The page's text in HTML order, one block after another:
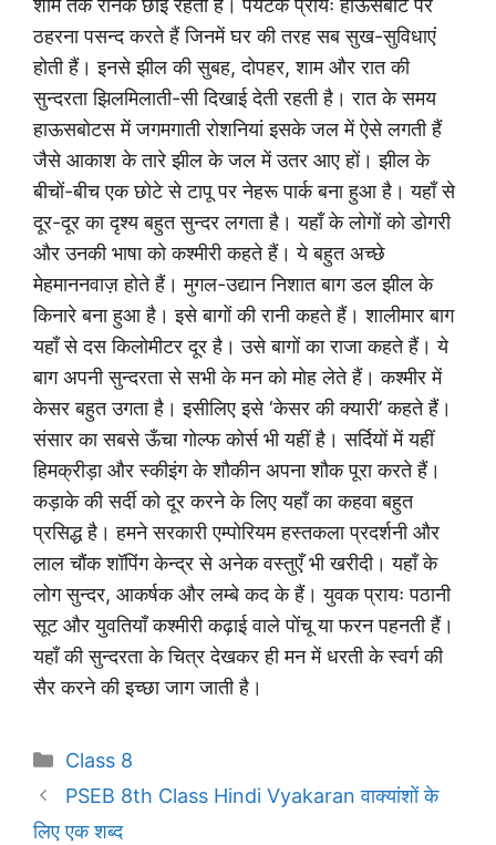
शाम तक रौनक छाई रहती है। पर्यटक प्रायः हाऊसबोट पर
ठहरना पसन्द करते हैं जिनमें घर की तरह सब सुख-सुविधाएं
होती हैं। इनसे झील की सुबह, दोपहर, शाम और रात की
सुन्दरता झिलमिलाती-सी दिखाई देती रहती है। रात के समय
हाऊसबोटस में जगमगाती रोशनियां इसके जल में ऐसे लगती हैं
जैसे आकाश के तारे झील के जल में उतर आए हों। झील के
बीचों-बीच एक छोटे से टापू पर नेहरू पार्क बना हुआ है। यहाँ से
दूर-दूर का दृश्य बहुत सुन्दर लगता है। यहाँ के लोगों को डोगरी
और उनकी भाषा को कश्मीरी कहते हैं। ये बहुत अच्छे
मेहमाननवाज़ होते हैं। मुगल-उद्यान निशात बाग डल झील के
किनारे बना हुआ है। इसे बागों की रानी कहते हैं। शालीमार बाग
यहाँ से दस किलोमीटर दूर है। उसे बागों का राजा कहते हैं। ये
बाग अपनी सुन्दरता से सभी के मन को मोह लेते हैं। कश्मीर में
केसर बहुत उगता है। इसीलिए इसे ‘केसर की क्यारी’ कहते हैं।
संसार का सबसे ऊँचा गोल्फ कोर्स भी यहीं है। सर्दियों में यहीं
हिमक्रीड़ा और स्कीइंग के शौकीन अपना शौक पूरा करते हैं।
कड़ाके की सर्दी को दूर करने के लिए यहाँ का कहवा बहुत
प्रसिद्ध है। हमने सरकारी एम्पोरियम हस्तकला प्रदर्शनी और
लाल चौंक शॉपिंग केन्द्र से अनेक वस्तुएँ भी खरीदी। यहाँ के
लोग सुन्दर, आकर्षक और लम्बे कद के हैं। युवक प्रायः पठानी
सूट और युवतियाँ कश्मीरी कढ़ाई वाले पोंचू या फरन पहनती हैं।
यहाँ की सुन्दरता के चित्र देखकर ही मन में धरती के स्वर्ग की
सैर करने की इच्छा जाग जाती है।
Categories
Class 8
PSEB 8th Class Hindi Vyakaran वाक्यांशों के
लिए एक शब्द